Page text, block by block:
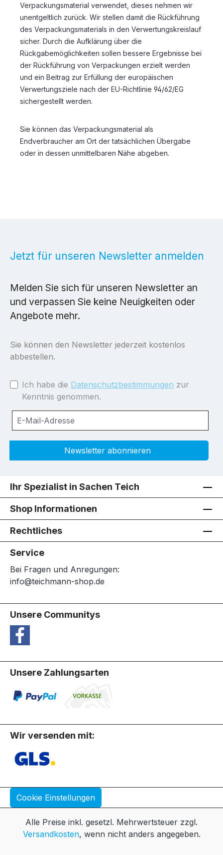
Verpackungsmaterial verwendet, dieses nehmen wir
unentgeltlich zurück. Wir stellen damit die Rückführung
des Verpackungsmaterials in den Verwertungskreislauf
sicher. Durch die Aufklärung über die
Rückgabemöglichkeiten sollen bessere Ergebnisse bei
der Rückführung von Verpackungen erzielt werden
und ein Beitrag zur Erfüllung der europäischen
Verwertungsziele nach der EU-Richtlinie 94/62/EG
sichergestellt werden.
Sie können das Verpackungsmaterial als
Endverbraucher am Ort der tatsächlichen Übergabe
oder in dessen unmittelbaren Nähe abgeben.
Jetzt für unseren Newsletter anmelden
Melden Sie sich für unseren Newsletter an
und verpassen Sie keine Neuigkeiten oder
Angebote mehr.
Sie können den Newsletter jederzeit kostenlos
abbestellen.
Ich habe die Datenschutzbestimmungen zur
Kenntnis genommen.
Newsletter abonnieren
Ihr Spezialist in Sachen Teich
Shop Informationen
Rechtliches
Service
Bei Fragen und Anregungen:
info@teichmann-shop.de
Unsere Communitys
Unsere Zahlungsarten
Wir versenden mit:
Cookie Einstellungen
Alle Preise inkl. gesetzl. Mehrwertsteuer zzgl.
Versandkosten, wenn nicht anders angegeben.